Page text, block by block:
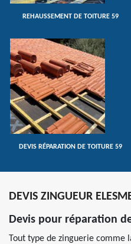
REHAUSSEMENT DE TOITURE 59
DEVIS RÉPARATION DE TOITURE 59
DEVIS ZINGUEUR
Devis pour réparation
Tout type de zinguerie